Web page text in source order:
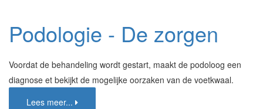
Podologie - De zorgen
Voordat de behandeling wordt gestart, maakt de podoloog een
diagnose et bekijkt de mogelijke oorzaken van de voetkwaal.
Lees meer...